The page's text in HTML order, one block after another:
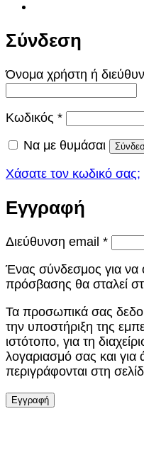
Σύνδεση
Όνομα χρήστη ή
Κωδικός *Απαιτείται
Να με θυμάσαι
Χάσατε τον κωδικό σας;
Εγγραφή
Διεύθυνση email *
Ένας σύνδεσμος για να
πρόσβασης θα σταλεί
Τα προσωπικά σας
την υποστήριξη της
ιστότοπο, για τη
λογαριασμό σας και
περιγράφονται στη
Εγγραφή